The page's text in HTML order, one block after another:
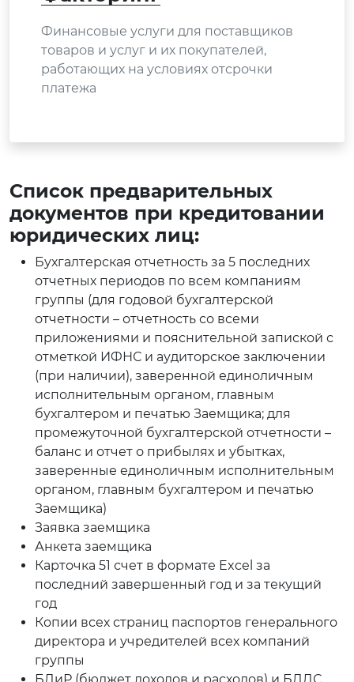
Финансовые услуги для поставщиков
товаров и услуг и их покупателей,
работающих на условиях отсрочки
платежа
Список предварительных
документов при кредитовании
юридических лиц:
Бухгалтерская отчетность за 5 последних
отчетных периодов по всем компаниям
группы (для годовой бухгалтерской
отчетности – отчетность со всеми
приложениями и пояснительной запиской с
отметкой ИФНС и аудиторское заключении
(при наличии), заверенной единоличным
исполнительным органом, главным
бухгалтером и печатью Заемщика; для
промежуточной бухгалтерской отчетности –
баланс и отчет о прибылях и убытках,
заверенные единоличным исполнительным
органом, главным бухгалтером и печатью
Заемщика)
Заявка заемщика
Анкета заемщика
Карточка 51 счет в формате Excel за
последний завершенный год и за текущий
год
Копии всех страниц паспортов генерального
директора и учредителей всех компаний
группы